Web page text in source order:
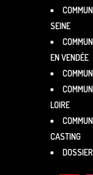
SEINE
EN VENDÉE
LOIRE
CASTING